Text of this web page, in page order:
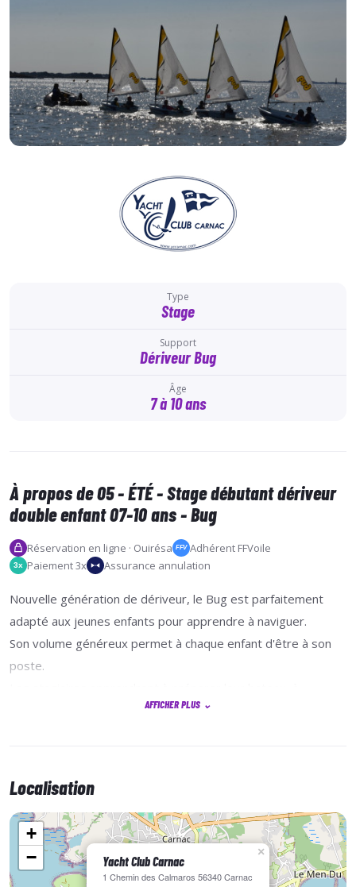
Type
Stage
Support
Dériveur Bug
Âge
7 à 10 ans
À propos de 05 - ÉTÉ - Stage débutant dériveur
double enfant 07-10 ans - Bug
Réservation en ligne · Ouirésa FFV Adhérent FFVoile
3x Paiement 3x Assurance annulation
Nouvelle génération de dériveur, le Bug est parfaitement
adapté aux jeunes enfants pour apprendre à naviguer.
Son volume généreux permet à chaque enfant d'être à son
poste.
s'organiser, à s'entre-aider et à devenir autonome.
respect de l'environnement.
AFFICHER PLUS ⌄
Localisation
Yacht Club Carnac
1 Chemin des Calmaros 56340 Carnac
×
+
−